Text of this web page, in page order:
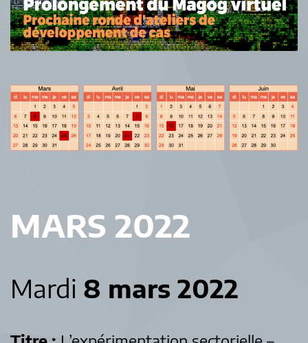
MARS 2022
Mardi 8 mars 2022